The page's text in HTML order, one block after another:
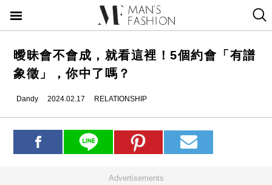
曖昧會不會成，就看這裡！5個約會「有譜
象徵」，你中了嗎？
Dandy 2024.02.17 RELATIONSHIP
Advertisements